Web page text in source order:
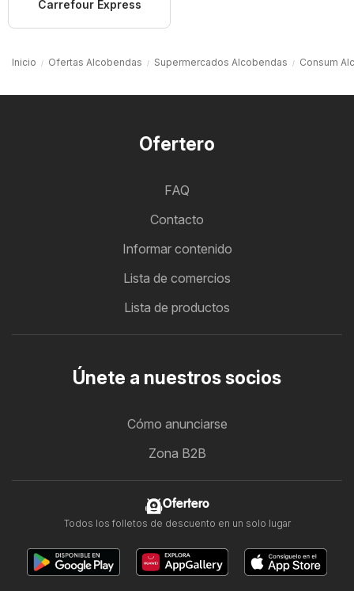
Carrefour Express
Inicio Ofertas Alcobendas Supermercados Alcobendas Consum
Ofertero
FAQ
Contacto
Informar contenido
Lista de comercios
Lista de productos
Únete a nuestros socios
Cómo anunciarse
Zona B2B
Ofertero
Todos los folletos de descuento en un solo lugar